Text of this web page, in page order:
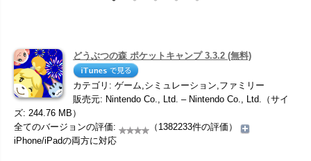
どうぶつの森 ポケットキャンプ 3.3.2 (無料)
カテゴリ: ゲーム,シミュレーション,ファミリー
販売元: Nintendo Co., Ltd. – Nintendo Co., Ltd.（サイ
ズ: 244.76 MB）
全てのバージョンの評価:
（1382233件の評価）
iPhone/iPadの両方に対応